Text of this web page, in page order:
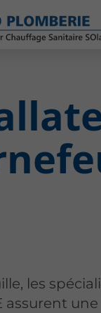
les
assurent